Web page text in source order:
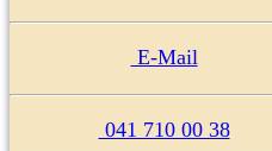
E-Mail
041 710 00 38